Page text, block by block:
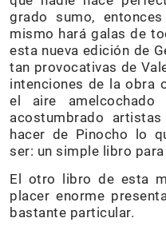
grado sumo,
mismo hará galas de
esta nueva edición de
tan provocativas de
intenciones de la obra
el aire
acostumbrado
hacer de Pinocho lo
ser: un simple libro
El otro libro de esta
placer enorme
bastante particular.